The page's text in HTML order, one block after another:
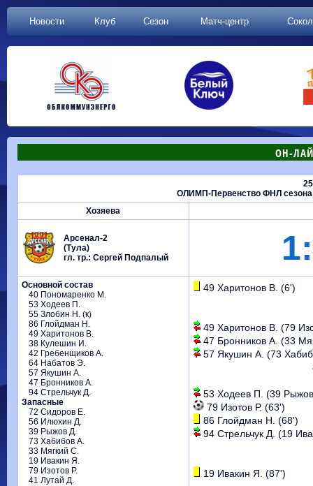
Новости Клуб Сезон Матч-центр
ОН-
ОЛИМП-Первенство ФНЛ сезона
Хозяева
Арсенал-2
(Тула)
гл. тр.: Сергей Подпалый
Основной состав
40 Пономаренко М.
53 Ходеев П.
55 Злобин Н. (к)
86 Глойдман Н.
49 Харитонов В.
38 Кулешин И.
42 Гребенщиков А.
64 Набатов Э.
57 Якушин А.
47 Бронников А.
94 Стрельчук Д.
Запасные
72 Сидоров Е.
56 Илюхин Д.
39 Рыжов Д.
73 Хабибов А.
33 Мягкий С.
19 Ивакин Я.
79 Изотов Р.
41 Лутай Д.
49 Харитонов В. (6')
49 Харитонов В. (79
47 Бронников А. (33
57 Якушин А. (73
53 Ходеев П. (39
79 Изотов Р. (63')
86 Глойдман Н. (68')
94 Стрельчук Д. (19
19 Ивакин Я. (87')